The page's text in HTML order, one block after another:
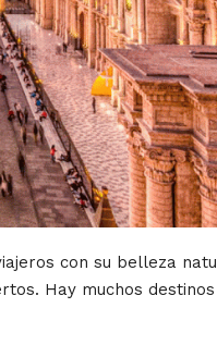
con su belleza
Hay muchos